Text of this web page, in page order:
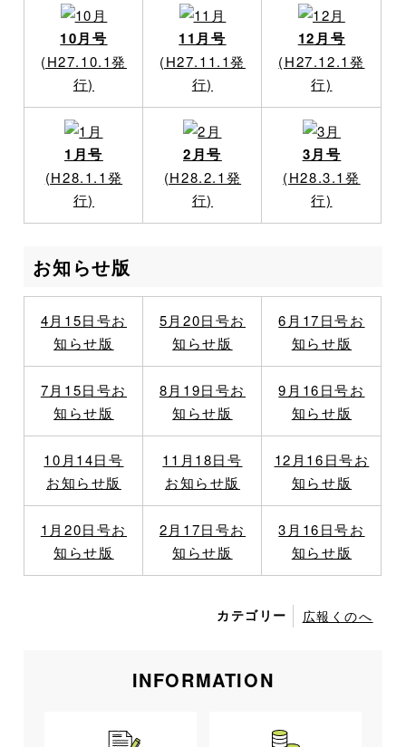
10月号
(H27.10.1発
行)
11月号
(H27.11.1発
行)
12月号
(H27.12.1発
行)
1月号
(H28.1.1発
行)
2月号
(H28.2.1発
行)
3月号
(H28.3.1発
行)
お知らせ版
4月15日号お
知らせ版
5月20日号お
知らせ版
6月17日号お
知らせ版
7月15日号お
知らせ版
8月19日号お
知らせ版
9月16日号お
知らせ版
10月14日号
お知らせ版
11月18日号
お知らせ版
12月16日号お
知らせ版
1月20日号お
知らせ版
2月17日号お
知らせ版
3月16日号お
知らせ版
カテゴリー 広報くのへ
INFORMATION